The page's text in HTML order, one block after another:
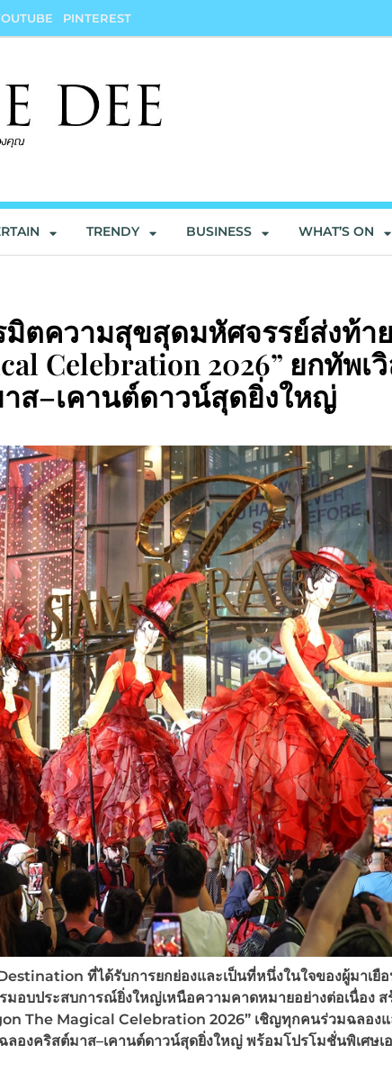
PINTEREST
TRENDY BUSINESS WHAT’S ON
ตความสุขสุดมหัศจรรย์ส่งท้า
Celebration 2026” ยกทัพเ
ส–เคานต์ดาวน์สุดยิ่งใหญ่
ที่ได้รับการยกย่องและเป็นที่หนึ่งในใจของผู้มาเยื
มอบประสบการณ์ยิ่งใหญ่เหนือความคาดหมายอย่างต่อเนื่อง
The Magical Celebration 2026” เชิญทุกคนร่วมฉลอง
ลองคริสต์มาส–เคานต์ดาวน์สุดยิ่งใหญ่พร้อมโปรโมชั่นพิเศษเ